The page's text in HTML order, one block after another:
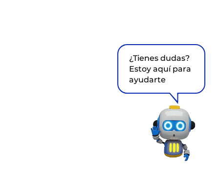
¿Tienes dudas?
Estoy aquí para
ayudarte